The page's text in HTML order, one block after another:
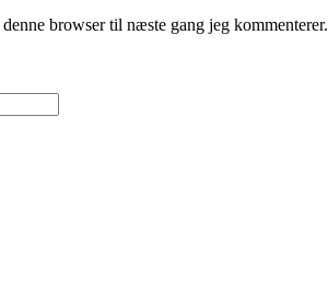
browser til næste gang jeg kommenterer.